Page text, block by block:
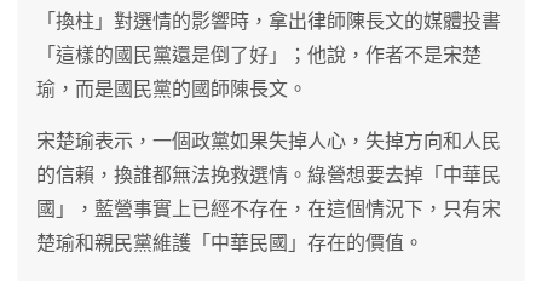
「換柱」對選情的影響時，拿出律師陳長文的媒體投書
「這樣的國民黨還是倒了好」；他說，作者不是宋楚
瑜，而是國民黨的國師陳長文。
宋楚瑜表示，一個政黨如果失掉人心，失掉方向和人民
的信賴，換誰都無法挽救選情。綠營想要去掉「中華民
國」，藍營事實上已經不存在，在這個情況下，只有宋
楚瑜和親民黨維護「中華民國」存在的價值。